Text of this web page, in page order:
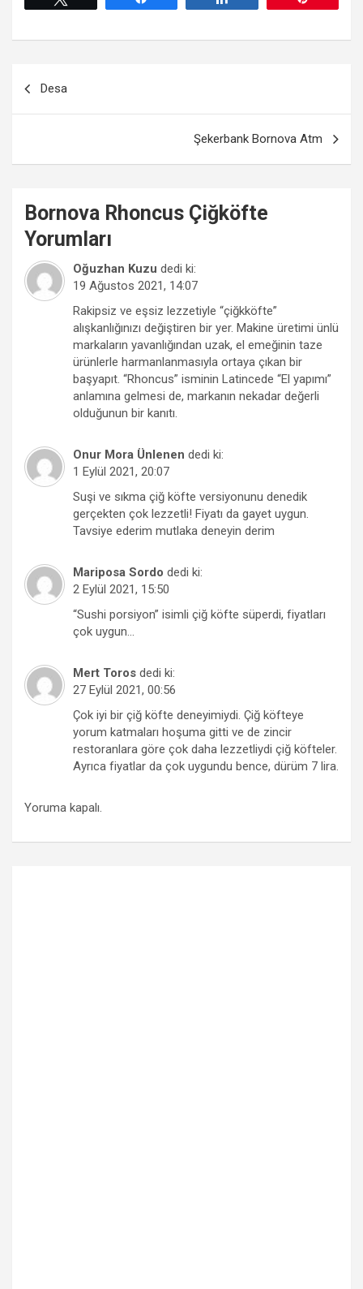
Desa
Şekerbank Bornova Atm
Bornova Rhoncus Çiğköfte
Yorumları
Oğuzhan Kuzu dedi ki:
19 Ağustos 2021, 14:07
Rakipsiz ve eşsiz lezzetiyle “çiğkköfte”
alışkanlığınızı değiştiren bir yer. Makine üretimi ünlü
markaların yavanlığından uzak, el emeğinin taze
ürünlerle harmanlanmasıyla ortaya çıkan bir
başyapıt. “Rhoncus” isminin Latincede “El yapımı”
anlamına gelmesi de, markanın nekadar değerli
olduğunun bir kanıtı.
Onur Mora Ünlenen dedi ki:
1 Eylül 2021, 20:07
Suşi ve sıkma çiğ köfte versiyonunu denedik
gerçekten çok lezzetli! Fiyatı da gayet uygun.
Tavsiye ederim mutlaka deneyin derim
Mariposa Sordo dedi ki:
2 Eylül 2021, 15:50
“Sushi porsiyon” isimli çiğ köfte süperdi, fiyatları
çok uygun…
Mert Toros dedi ki:
27 Eylül 2021, 00:56
Çok iyi bir çiğ köfte deneyimiydi. Çiğ köfteye
yorum katmaları hoşuma gitti ve de zincir
restoranlara göre çok daha lezzetliydi çiğ köfteler.
Ayrıca fiyatlar da çok uygundu bence, dürüm 7 lira.
Yoruma kapalı.